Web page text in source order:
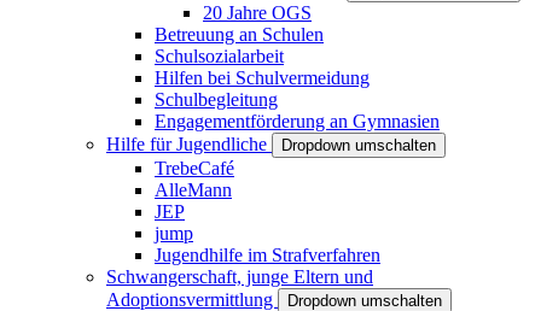
20 Jahre OGS
Betreuung an Schulen
Schulsozialarbeit
Hilfen bei Schulvermeidung
Schulbegleitung
Engagementförderung an Gymnasien
Hilfe für Jugendliche
Dropdown umschalten
TrebeCafé
AlleMann
JEP
jump
Jugendhilfe im Strafverfahren
Schwangerschaft, junge Eltern und
Adoptionsvermittlung
Dropdown umschalten